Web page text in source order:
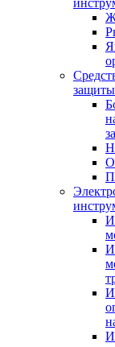
защиты